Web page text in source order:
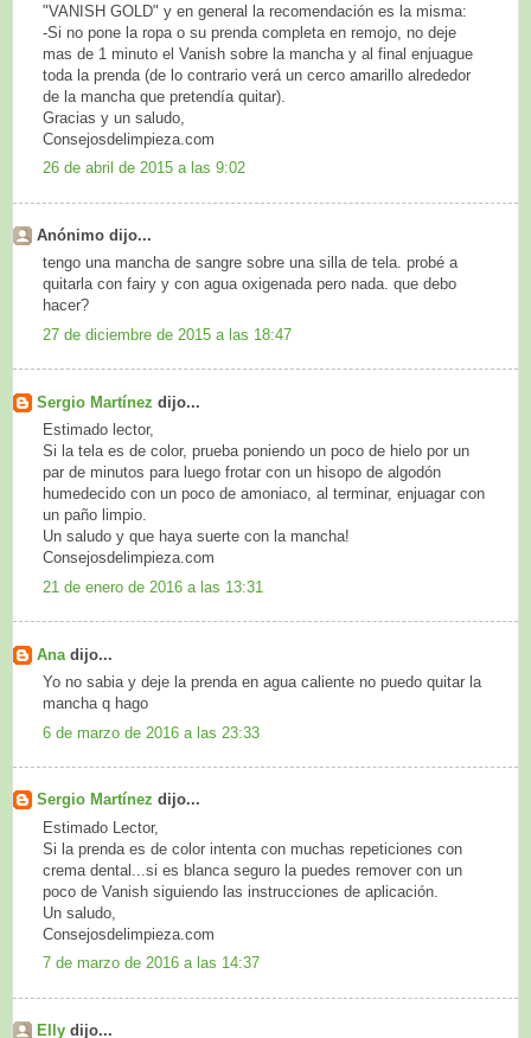
"VANISH GOLD" y en general la recomendación es la misma:
-Si no pone la ropa o su prenda completa en remojo, no deje
mas de 1 minuto el Vanish sobre la mancha y al final enjuague
toda la prenda (de lo contrario verá un cerco amarillo alrededor
de la mancha que pretendía quitar).
Gracias y un saludo,
Consejosdelimpieza.com
26 de abril de 2015 a las 9:02
Anónimo dijo...
tengo una mancha de sangre sobre una silla de tela. probé a
quitarla con fairy y con agua oxigenada pero nada. que debo
hacer?
27 de diciembre de 2015 a las 18:47
Sergio Martínez dijo...
Estimado lector,
Si la tela es de color, prueba poniendo un poco de hielo por un
par de minutos para luego frotar con un hisopo de algodón
humedecido con un poco de amoniaco, al terminar, enjuagar con
un paño limpio.
Un saludo y que haya suerte con la mancha!
Consejosdelimpieza.com
21 de enero de 2016 a las 13:31
Ana dijo...
Yo no sabia y deje la prenda en agua caliente no puedo quitar la
mancha q hago
6 de marzo de 2016 a las 23:33
Sergio Martínez dijo...
Estimado Lector,
Si la prenda es de color intenta con muchas repeticiones con
crema dental...si es blanca seguro la puedes remover con un
poco de Vanish siguiendo las instrucciones de aplicación.
Un saludo,
Consejosdelimpieza.com
7 de marzo de 2016 a las 14:37
Elly dijo...